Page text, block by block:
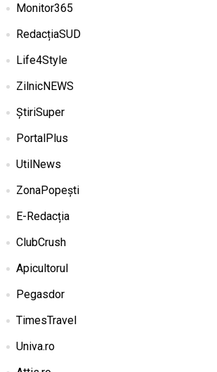
Monitor365
RedacțiaSUD
Life4Style
ZilnicNEWS
ȘtiriSuper
PortalPlus
UtilNews
ZonaPopești
E-Redacția
ClubCrush
Apicultorul
Pegasdor
TimesTravel
Univa.ro